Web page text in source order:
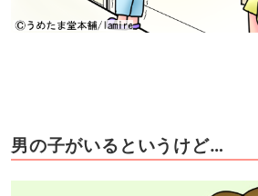
男の子がいるというけど…